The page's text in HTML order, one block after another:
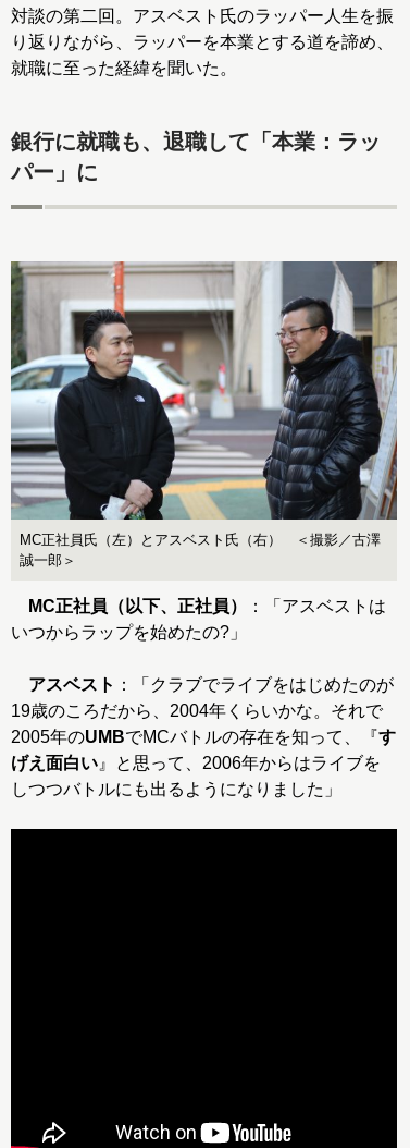
対談の第二回。アスベスト氏のラッパー人生を振
り返りながら、ラッパーを本業とする道を諦め、
就職に至った経緯を聞いた。
銀行に就職も、退職して「本業：ラッ
パー」に
MC正社員氏（左）とアスベスト氏（右） ＜撮影／古澤
誠一郎＞
MC正社員（以下、正社員）
：「アスベストは
いつからラップを始めたの?」
アスベスト ：「クラブでライブをはじめたのが
19歳のころだから、2004年くらいかな。それで
2005年のUMBでMCバトルの存在を知って、『す
げえ面白い 』と思って、2006年からはライブを
しつつバトルにも出るようになりました」